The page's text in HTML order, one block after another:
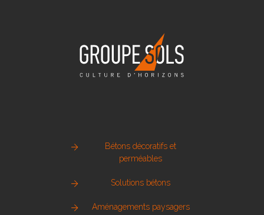
Bétons décoratifs et
perméables
Solutions bétons
Aménagements paysagers